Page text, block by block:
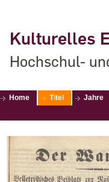
Kulturelles
Hochschul-
Home Titel Jahre